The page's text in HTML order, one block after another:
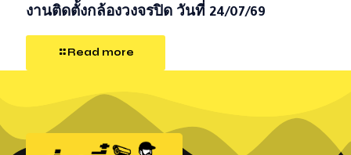
งานติดตั้งกล้องวงจรปิด วันที่ 24/07/69
Read more